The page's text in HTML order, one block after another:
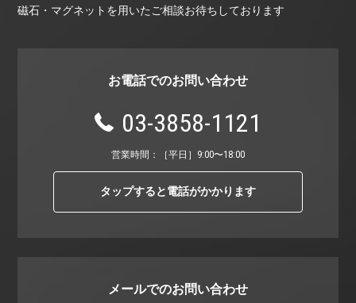
磁石・マグネットを用いたご相談お待ちしております
お電話でのお問い合わせ
03-3858-1121
営業時間：［平⽇］9:00〜18:00
タップすると電話がかかります
メールでのお問い合わせ